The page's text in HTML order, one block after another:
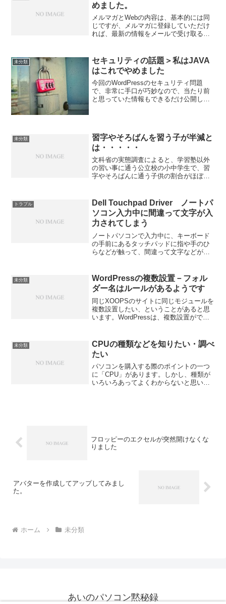
めました。
メルマガとWebの内容は、基本的には同
じですが、メルマガに登録していただけ
れば、最新の情報をメールで受け取るこ
ることができません。もし画像付きで詳
しく見たい場合には、W...
未分類
セキュリティの話題＞私はJAVA
はこれでやめました
今回のWordPressのセキュリティ問題
で、非常に手口が巧妙なので、当たり前
と思っていた情報もできるだけ公開して
カバリーした際に...
未分類
習字やそろばんを習う子が半減と
は・・・・・
文科省の実態調査によると、学習塾以外
の習い事に通う公立校の小中学生で、習
字やそろばんに通う子供の割合がほぼ半
ニュースを聞いて、不思議でなりませ
ん。学生時代に家庭教師をし...
トラブル
Dell Touchpad Driver ノートパ
ソコン入力中に間違って文字が入
力されてしまう
ノートパソコンで入力中に、キーボード
の手前にあるタッチパッドに指や手のひ
らなどが触って、間違って文字などが入
て、設定画面や設定方法が違う場合があ
りますが、他のメーカ...
未分類
WordPressの複数設置－フォル
ダー名はルールがあるようです
同じXOOPSのサイトに同じモジュールを
複数設置したい、ということがあると思
います。WordPressは、複数設置ができ
は、/modules/wordpress ですと、最初
の...
未分類
CPUの種類などを知りたい・調べ
たい
パソコンを購入する際のポイントの一つ
に「CPU」があります。しかし、種類が
いろいろあってよくわからないと思いま
フロッピーのエクセルが突然開けなくな
りました
アバターを作成してアップしてみまし
た。
ホーム 未分類
あいのパソコン黙秘録